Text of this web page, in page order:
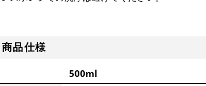
商品仕様
500ml